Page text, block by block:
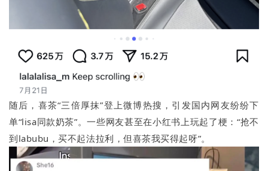
随后，喜茶“三倍厚抹”登上微博热搜，引发国内网友纷纷下
单“lisa同款奶茶”。一些网友甚至在小红书上玩起了梗：“抢不
到labubu，买不起法拉利，但喜茶我买得起呀”。